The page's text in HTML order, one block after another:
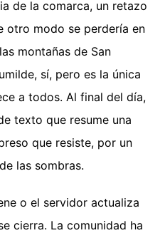
de la comarca, un retazo
otro modo se perdería en
montañas de San
sí, pero es la única
a todos. Al final del día,
texto que resume una
que resiste, por un
las sombras.
o el servidor actualiza
cierra. La comunidad ha